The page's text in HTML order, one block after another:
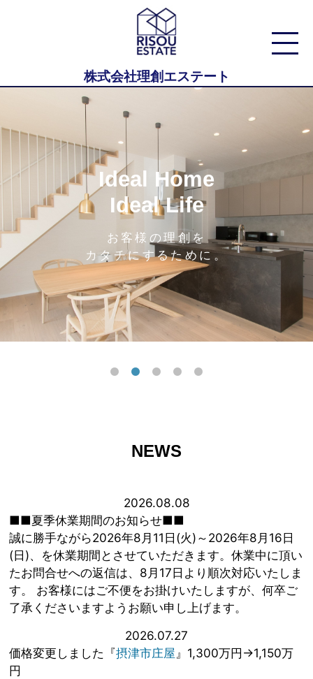
株式会社理創エステート
Ideal Home
Ideal Life
お客様の理創を
カタチにするために。
NEWS
2026.08.08
■■夏季休業期間のお知らせ■■
誠に勝手ながら2026年8月11日(火)～2026年8月16日
(日)、を休業期間とさせていただきます。休業中に頂い
たお問合せへの返信は、8月17日より順次対応いたしま
す。 お客様にはご不便をお掛けいたしますが、何卒ご
了承くださいますようお願い申し上げます。
2026.07.27
価格変更しました『摂津市庄屋』1,300万円→1,150万
円